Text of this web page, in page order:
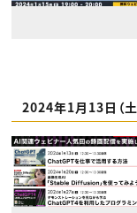
2024年1月13日（